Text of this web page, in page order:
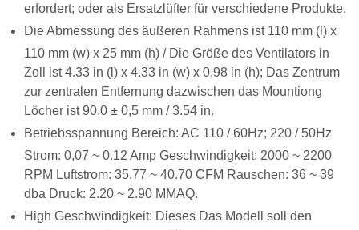
erfordert; oder als Ersatzlüfter für verschiedene Produkte.
Die Abmessung des äußeren Rahmens ist 110 mm (l) x
110 mm (w) x 25 mm (h) / Die Größe des Ventilators in
Zoll ist 4.33 in (l) x 4.33 in (w) x 0,98 in (h); Das Zentrum
zur zentralen Entfernung dazwischen das Mountiong
Löcher ist 90.0 ± 0,5 mm / 3.54 in.
Betriebsspannung Bereich: AC 110 / 60Hz; 220 / 50Hz
Strom: 0,07 ~ 0.12 Amp Geschwindigkeit: 2000 ~ 2200
RPM Luftstrom: 35.77 ~ 40.70 CFM Rauschen: 36 ~ 39
dba Druck: 2.20 ~ 2.90 MMAQ.
High Geschwindigkeit: Dieses Das Modell soll den